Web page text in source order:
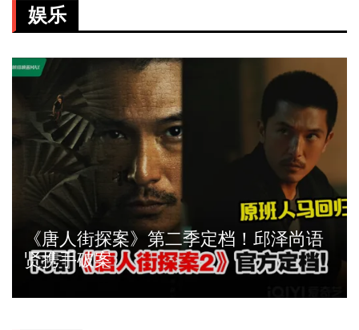
娱乐
《唐人街探案》第二季定档！邱泽尚语
贤携手破案